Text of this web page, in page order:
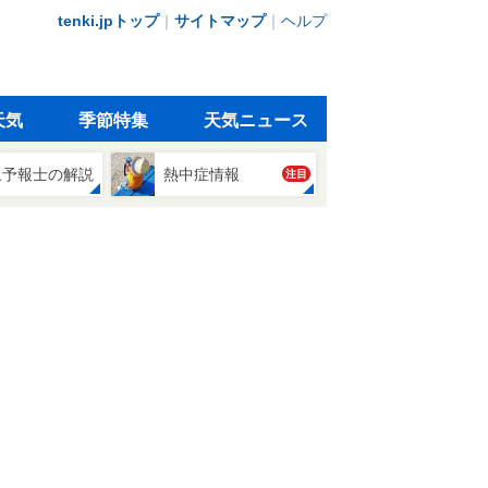
tenki.jpトップ｜ サイトマップ｜ ヘルプ
気 季節特集 天気ニュース
報士の解説 熱中症情報 注目